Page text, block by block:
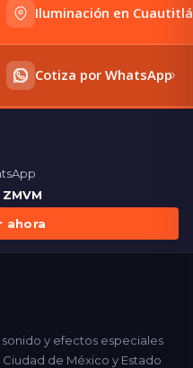
Iluminación en
Cotiza por WhatsApp
ahora
y efectos especiales
de México y Estado